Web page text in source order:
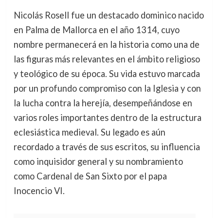
Nicolás Rosell fue un destacado dominico nacido
en Palma de Mallorca en el año 1314, cuyo
nombre permanecerá en la historia como una de
las figuras más relevantes en el ámbito religioso
y teológico de su época. Su vida estuvo marcada
por un profundo compromiso con la Iglesia y con
la lucha contra la herejía, desempeñándose en
varios roles importantes dentro de la estructura
eclesiástica medieval. Su legado es aún
recordado a través de sus escritos, su influencia
como inquisidor general y su nombramiento
como Cardenal de San Sixto por el papa
Inocencio VI.